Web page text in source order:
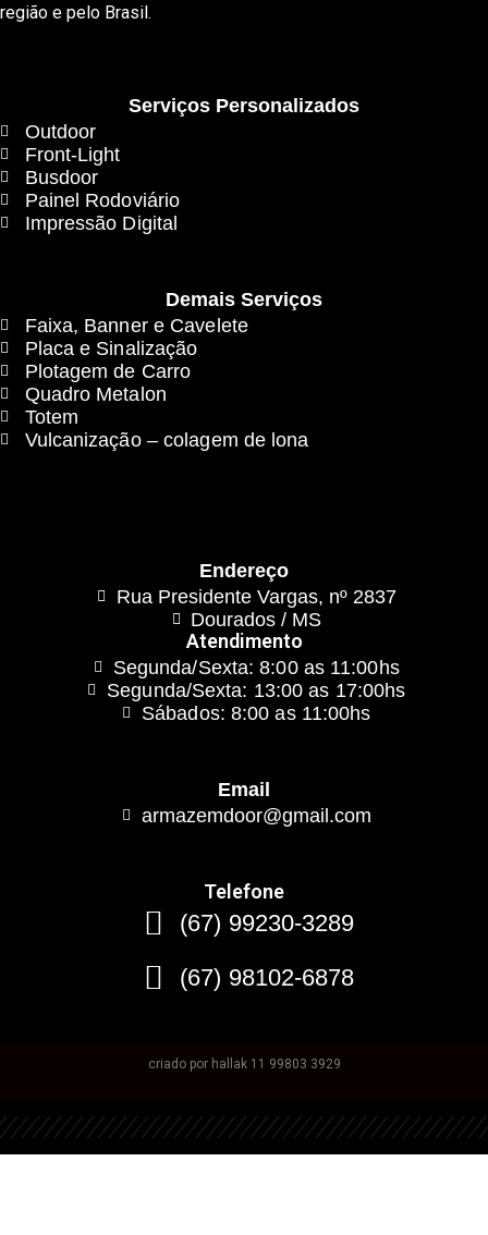
região e pelo Brasil.
Serviços Personalizados
Outdoor
Front-Light
Busdoor
Painel Rodoviário
Impressão Digital
Demais Serviços
Faixa, Banner e Cavelete
Placa e Sinalização
Plotagem de Carro
Quadro Metalon
Totem
Vulcanização – colagem de lona
Endereço
Rua Presidente Vargas, nº 2837
Dourados / MS
Atendimento
Segunda/Sexta: 8:00 as 11:00hs
Segunda/Sexta: 13:00 as 17:00hs
Sábados: 8:00 as 11:00hs
Email
armazemdoor@gmail.com
Telefone
(67) 99230-3289
(67) 98102-6878
criado por hallak 11 99803 3929